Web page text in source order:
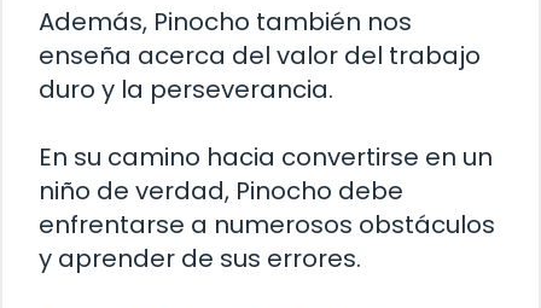
Además, Pinocho también nos
enseña acerca del valor del trabajo
duro y la perseverancia.
En su camino hacia convertirse en un
niño de verdad, Pinocho debe
enfrentarse a numerosos obstáculos
y aprender de sus errores.